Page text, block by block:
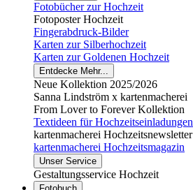
Fotobücher zur Hochzeit
Fotoposter Hochzeit
Fingerabdruck-Bilder
Karten zur Silberhochzeit
Karten zur Goldenen Hochzeit
Entdecke Mehr...
Neue Kollektion 2025/2026
Sanna Lindström x kartenmacherei
From Lover to Forever Kollektion
Textideen für Hochzeitseinladungen
kartenmacherei Hochzeitsnewsletter
kartenmacherei Hochzeitsmagazin
Unser Service
Gestaltungsservice Hochzeit